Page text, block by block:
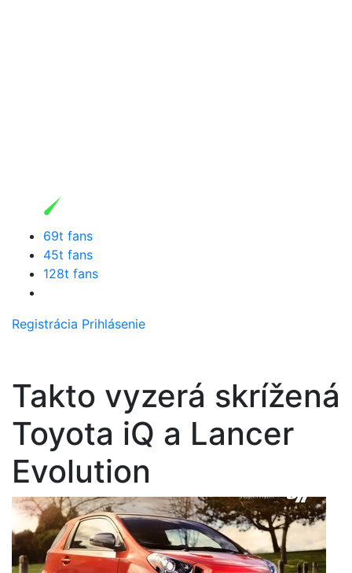
69t fans
45t fans
128t fans
Registrácia Prihlásenie
Takto vyzerá skrížená
Toyota iQ a Lancer
Evolution